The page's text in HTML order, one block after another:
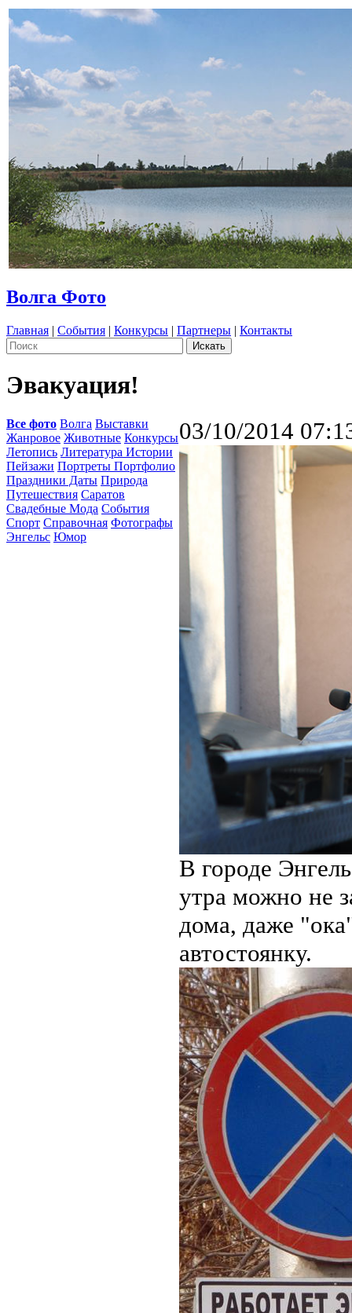
Волга Фото
Главная | События | Конкурсы | Партнеры | Контакты
Эвакуация!
Все фото Волга Выставки
Жанровое Животные Конкурсы
Летопись Литература Истории
Пейзажи Портреты Портфолио
Праздники Даты Природа
Путешествия Саратов
Свадебные Мода События
Спорт Справочная Фотографы
Энгельс Юмор
03/10/2014
В городе
утра можно не
дома, даже
автостоянку.